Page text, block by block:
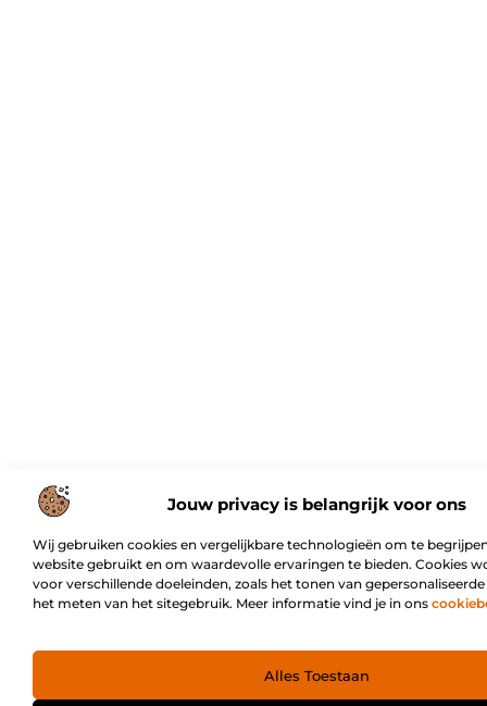
Jouw privacy is belangrijk voor ons
Wij gebruiken cookies en vergelijkbare technologieën om te
website gebruikt en om waardevolle ervaringen te bieden. Cookies
voor verschillende doeleinden, zoals het tonen van
het meten van het sitegebruik. Meer informatie vind je in ons
Alles Toestaan